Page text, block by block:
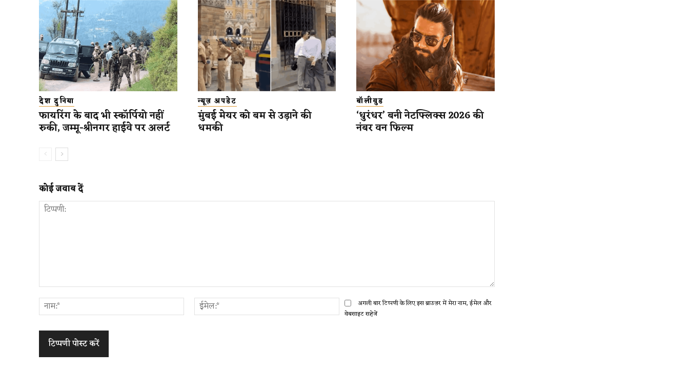
देश दुनिया
फायरिंग के बाद भी स्कॉर्पियो नहीं
रुकी, जम्मू-श्रीनगर हाईवे पर अलर्ट
न्यूज़ अपडेट
मुंबई मेयर को बम से उड़ाने की
धमकी
बॉलीवुड
‘धुरंधर’ बनी नेटफ्लिक्स 2026 की
नंबर वन फिल्म
कोई जवाब दें
नाम:*
ईमेल:*अगली बार टिप्पणी के लिए इस ब्राउज़र में मेरा नाम, ईमेल और
वेबसाइट सहेजें